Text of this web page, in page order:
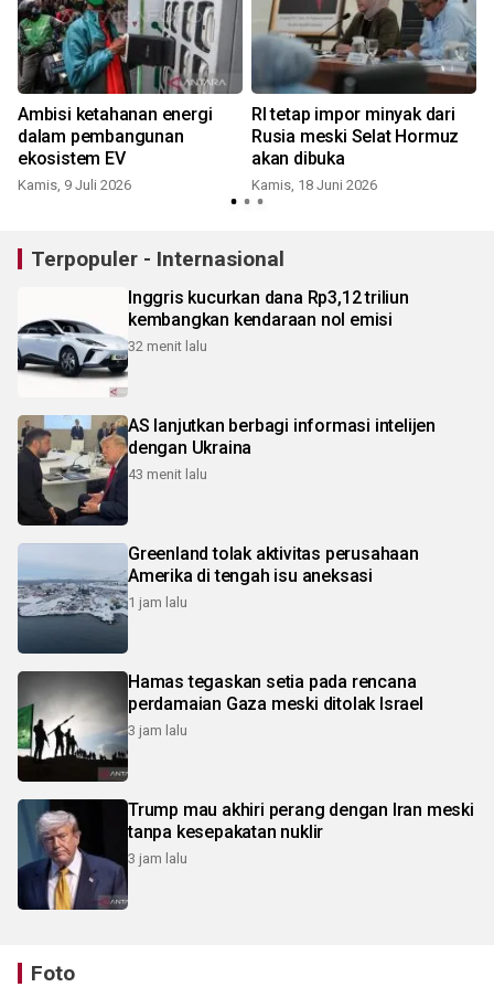
Ambisi ketahanan energi
dalam pembangunan
ekosistem EV
Kamis, 9 Juli 2026
RI tetap impor minyak dari
Rusia meski Selat Hormuz
akan dibuka
Kamis, 18 Juni 2026
Terpopuler - Internasional
Inggris kucurkan dana Rp3,12 triliun
kembangkan kendaraan nol emisi
32 menit lalu
AS lanjutkan berbagi informasi intelijen
dengan Ukraina
43 menit lalu
Greenland tolak aktivitas perusahaan
Amerika di tengah isu aneksasi
1 jam lalu
Hamas tegaskan setia pada rencana
perdamaian Gaza meski ditolak Israel
3 jam lalu
Trump mau akhiri perang dengan Iran meski
tanpa kesepakatan nuklir
3 jam lalu
Foto